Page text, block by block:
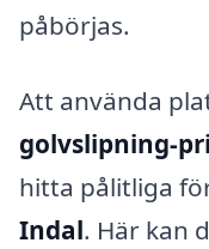
påbörjas.
Att använda
golvslipning-
hitta pålitliga
Indal. Här kan